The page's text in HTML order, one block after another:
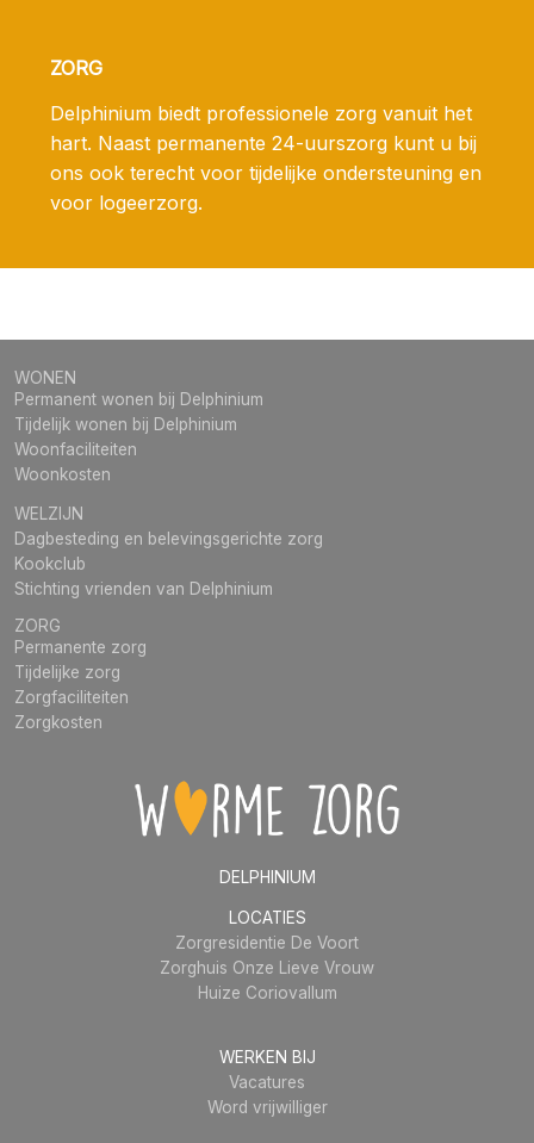
ZORG
Delphinium biedt professionele zorg vanuit het
hart. Naast permanente 24-uurszorg kunt u bij
ons ook terecht voor tijdelijke ondersteuning en
voor logeerzorg.
WONEN
Permanent wonen bij Delphinium
Tijdelijk wonen bij Delphinium
Woonfaciliteiten
Woonkosten
WELZIJN
Dagbesteding en belevingsgerichte zorg
Kookclub
Stichting vrienden van Delphinium
ZORG
Permanente zorg
Tijdelijke zorg
Zorgfaciliteiten
Zorgkosten
DELPHINIUM
LOCATIES
Zorgresidentie De Voort
Zorghuis Onze Lieve Vrouw
Huize Coriovallum
WERKEN BIJ
Vacatures
Word vrijwilliger